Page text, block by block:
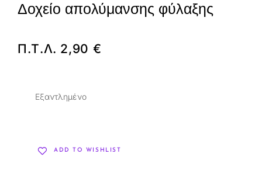
Δοχείο απολύμανσης φύλαξης
Π.Τ.Λ. 2,90 €
Εξαντλημένο
ADD TO WISHLIST